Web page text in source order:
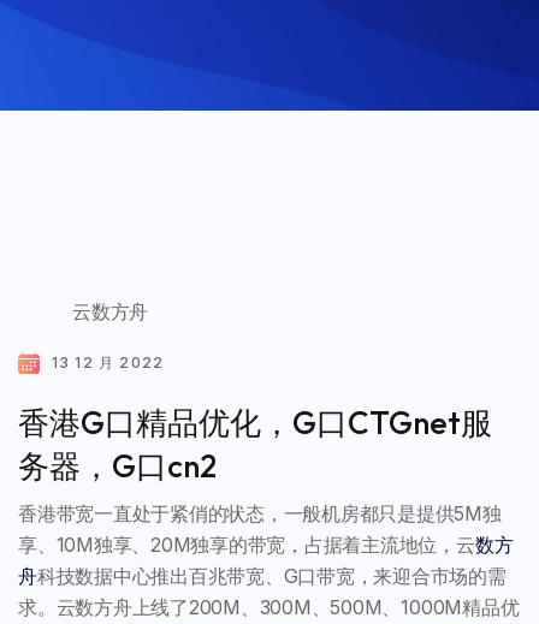
云数方舟
13 12 月 2022
香港G口精品优化，G口CTGnet服
务器，G口cn2
香港带宽一直处于紧俏的状态，一般机房都只是提供5M独
享、10M独享、20M独享的带宽，占据着主流地位，云数方
舟科技数据中心推出百兆带宽、G口带宽，来迎合市场的需
求。云数方舟上线了200M、300M、500M、1000M精品优